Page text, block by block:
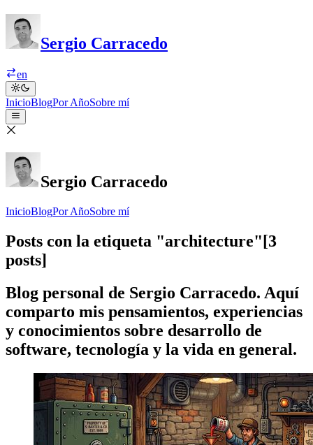
Sergio Carracedo
en
InicioBlogPor AñoSobre mí
Sergio Carracedo
InicioBlogPor AñoSobre mí
Posts con la etiqueta "architecture" [3
posts]
Blog personal de Sergio Carracedo. Aquí
comparto mis pensamientos, experiencias
y conocimientos sobre desarrollo de
software, tecnología y la vida en general.